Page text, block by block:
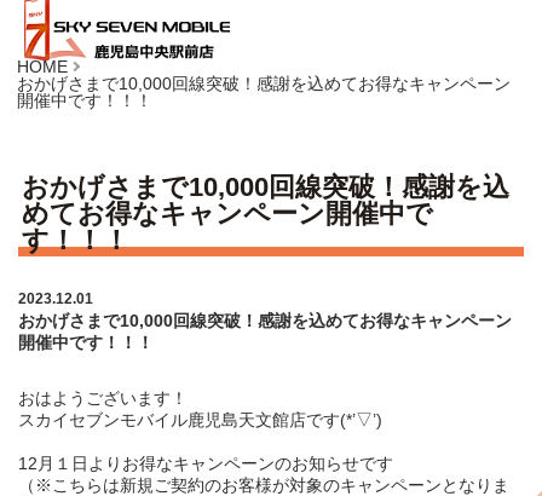
HOME
おかげさまで10,000回線突破！感謝を込めてお得なキャンペーン
開催中です！！！
おかげさまで10,000回線突破！感謝を込
めてお得なキャンペーン開催中で
す！！！
2023.12.01
おかげさまで10,000回線突破！感謝を込めてお得なキャンペーン
開催中です！！！
おはようございます！
スカイセブンモバイル鹿児島天文館店です(*’▽’)
12月１日よりお得なキャンペーンのお知らせです
（※こちらは新規ご契約のお客様が対象のキャンペーンとなりま